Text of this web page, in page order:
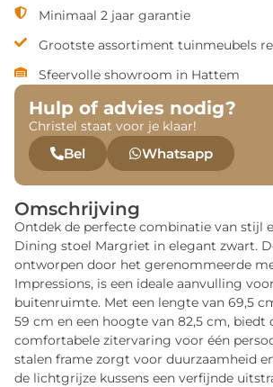
Minimaal 2 jaar garantie
Grootste assortiment tuinmeubels
Sfeervolle showroom in Hattem
Hulp of advies nodig?
Christel staat voor je klaar!
Bel Whatsapp
Omschrijving
Ontdek de perfecte combinatie van stijl
Dining stoel Margriet in elegant zwart.
ontworpen door het gerenommeerde
Impressions, is een ideale aanvulling
buitenruimte. Met een lengte van 69,5
59 cm en een hoogte van 82,5 cm, biedt
comfortabele zitervaring voor één
stalen frame zorgt voor duurzaamheid
de lichtgrijze kussens een verfijnde